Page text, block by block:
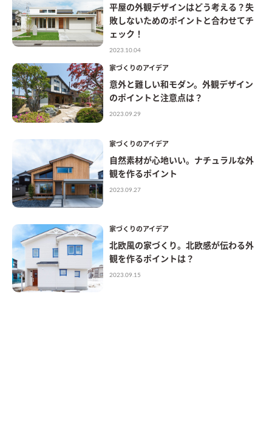
平屋の外観デザインはどう考える？失
敗しないためのポイントと合わせてチ
ェック！
2023.10.04
家づくりのアイデア
意外と難しい和モダン。外観デザイン
のポイントと注意点は？
2023.09.29
家づくりのアイデア
自然素材が心地いい。ナチュラルな外
観を作るポイント
2023.09.27
家づくりのアイデア
北欧風の家づくり。北欧感が伝わる外
観を作るポイントは？
2023.09.15